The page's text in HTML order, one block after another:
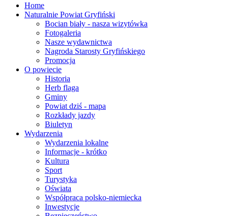
Home
Naturalnie Powiat Gryfiński
Bocian biały - nasza wizytówka
Fotogaleria
Nasze wydawnictwa
Nagroda Starosty Gryfińskiego
Promocja
O powiecie
Historia
Herb flaga
Gminy
Powiat dziś - mapa
Rozkłady jazdy
Biuletyn
Wydarzenia
Wydarzenia lokalne
Informacje - krótko
Kultura
Sport
Turystyka
Oświata
Współpraca polsko-niemiecka
Inwestycje